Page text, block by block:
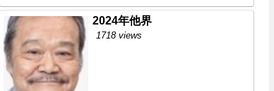
2024年他界
1718 views